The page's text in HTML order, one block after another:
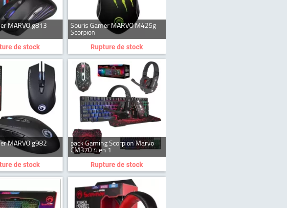
MARVO g813
de stock
Souris Gamer MARVO M425g
Scorpion
Rupture de stock
MARVO g982
de stock
pack Gaming Scorpion Marvo
CM370 4 en 1
Rupture de stock